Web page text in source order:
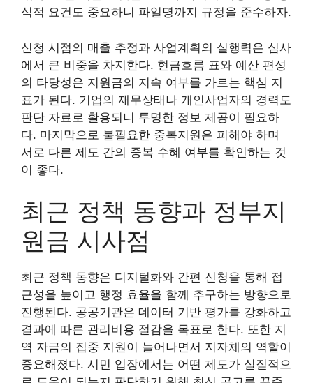
식적 요건도 중요하니 파일명까지 규정을 준수하자.
신청 시점의 매출 추정과 사업계획의 실행력은 심사
에서 큰 비중을 차지한다. 현금흐름 표와 예산 편성
의 타당성은 지원금의 지속 여부를 가르는 핵심 지
표가 된다. 기업의 재무상태나 개인사업자의 경력도
판단 자료로 활용되니 투명한 정보 제공이 필요하
다. 마지막으로 불필요한 중복지원은 피해야 하며
서로 다른 제도 간의 중복 수혜 여부를 확인하는 것
이 좋다.
최근 정책 동향과 정부지
원금 시사점
최근 정책 동향은 디지털화와 간편 신청을 통해 접
근성을 높이고 행정 효율을 함께 추구하는 방향으로
진행된다. 공공기관은 데이터 기반 평가를 강화하고
결과에 따른 관리비용 절감을 목표로 한다. 또한 지
역 자금의 집중 지원이 늘어나면서 지자체의 역할이
중요해졌다. 시민 입장에서는 어떤 제도가 실질적으